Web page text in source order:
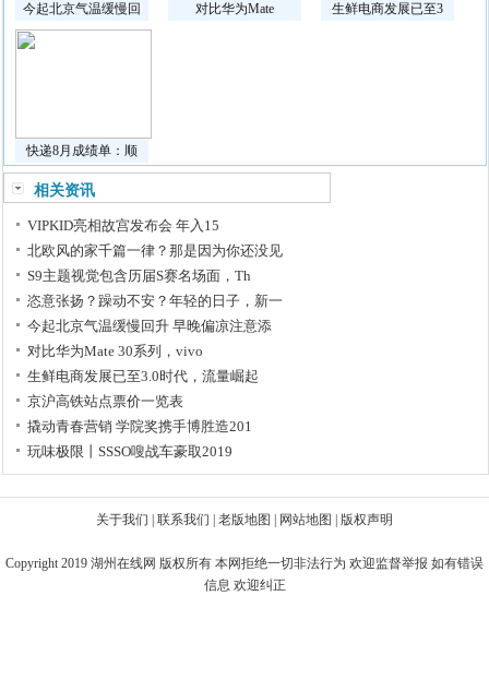
今起北京气温缓慢回 对比华为Mate 生鲜电商发展已至3
快递8月成绩单：顺
相关资讯
VIPKID亮相故宫发布会 年入15
北欧风的家千篇一律？那是因为你还没见
S9主题视觉包含历届S赛名场面，Th
恣意张扬？躁动不安？年轻的日子，新一
今起北京气温缓慢回升 早晚偏凉注意添
对比华为Mate 30系列，vivo
生鲜电商发展已至3.0时代，流量崛起
京沪高铁站点票价一览表
撬动青春营销 学院奖携手博胜造201
玩味极限丨SSSO嗖战车豪取2019
关于我们 联系我们 老版地图 网站地图 版权声明
Copyright 2019 湖州在线网 版权所有 本网拒绝一切非法行为 欢迎监督举报 如有错误
信息 欢迎纠正